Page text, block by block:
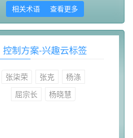
相关术语 查看更多
控制方案-兴趣云标签
张柒荣 张克
杨涤
屈宗长
杨晓慧